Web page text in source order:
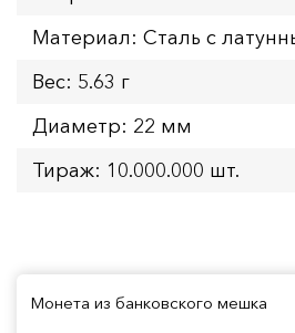
Материал: Сталь с
Вес: 5.63 г
Диаметр: 22 мм
Тираж: 10.000.000 шт.
Монета из банковского мешка